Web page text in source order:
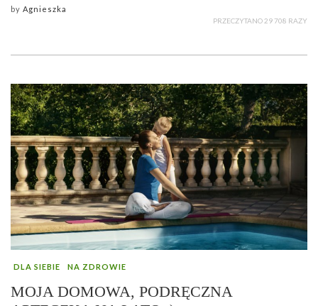
by Agnieszka
PRZECZYTANO 29 708 RAZY
DLA SIEBIE NA ZDROWIE
MOJA DOMOWA, PODRĘCZNA